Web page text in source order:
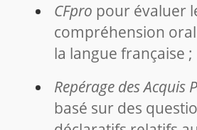
CFpro pour évaluer
compréhension
la langue française ;
Repérage des Acquis
basé sur des